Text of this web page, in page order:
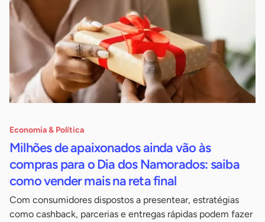
Economia & Política
Milhões de apaixonados ainda vão às
compras para o Dia dos Namorados: saiba
como vender mais na reta final
Com consumidores dispostos a presentear, estratégias
como cashback, parcerias e entregas rápidas podem fazer